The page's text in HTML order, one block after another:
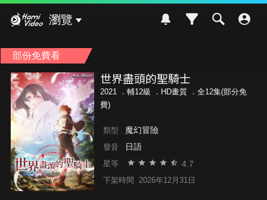
瀏覽
部份免費看
世界盡頭的聖騎士
2021 ． 輔12級
．HD畫質 ．全12集(部分免
費)
類型 魔幻冒險
發音 日語
星等 4.7
下架時間 2026年12月31日